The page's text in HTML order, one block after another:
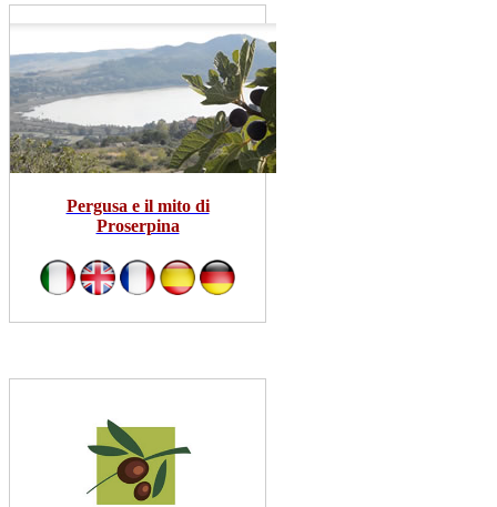
Pergusa e il mito di
Proserpina